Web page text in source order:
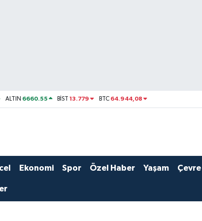
ALTIN 6660.55 BİST13.779 BTC 64.944,08
Ekonomi Spor Özel Haber Yaşam Çevre